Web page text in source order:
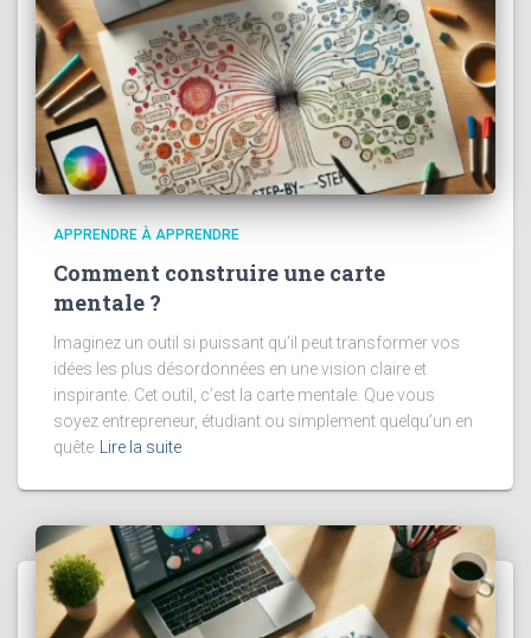
APPRENDRE À APPRENDRE
Comment construire une carte
mentale ?
Imaginez un outil si puissant qu’il peut transformer vos
idées les plus désordonnées en une vision claire et
inspirante. Cet outil, c’est la carte mentale. Que vous
soyez entrepreneur, étudiant ou simplement quelqu’un en
quête Lire la suite